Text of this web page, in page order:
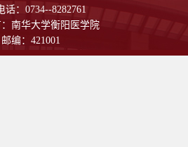
话：0734--8282761
南华大学衡阳医学院
邮编：421001